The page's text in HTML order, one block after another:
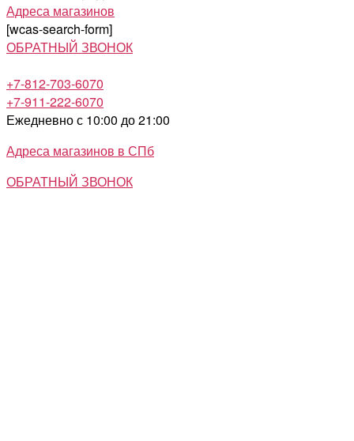
Адреса магазинов
[wcas-search-form]
ОБРАТНЫЙ ЗВОНОК
+7-812-703-6070
+7-911-222-6070
Ежедневно с 10:00 до 21:00
Адреса магазинов в СПб
ОБРАТНЫЙ ЗВОНОК